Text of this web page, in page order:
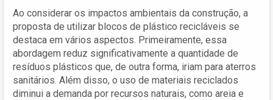
Ao considerar os impactos ambientais da construção, a
proposta de utilizar blocos de plástico recicláveis se
destaca em vários aspectos. Primeiramente, essa
abordagem reduz significativamente a quantidade de
resíduos plásticos que, de outra forma, iriam para aterros
sanitários. Além disso, o uso de materiais reciclados
diminui a demanda por recursos naturais, como areia e